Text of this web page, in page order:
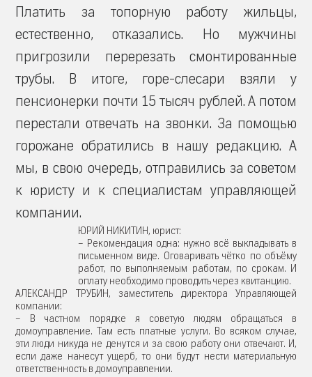
Платить за топорную работу жильцы,
естественно, отказались. Но мужчины
пригрозили перерезать смонтированные
трубы. В итоге, горе-слесари взяли у
пенсионерки почти 15 тысяч рублей. А потом
перестали отвечать на звонки. За помощью
горожане обратились в нашу редакцию. А
мы, в свою очередь, отправились за советом
к юристу и к специалистам управляющей
компании.
ЮРИЙ НИКИТИН, юрист:
– Рекомендация одна: нужно всё выкладывать в
письменном виде. Оговаривать чётко по объёму
работ, по выполняемым работам, по срокам. И
оплату необходимо проводить через квитанцию.
АЛЕКСАНДР ТРУБИН, заместитель директора Управляющей
компании:
– В частном порядке я советую людям обращаться в
домоуправление. Там есть платные услуги. Во всяком случае,
эти люди никуда не денутся и за свою работу они отвечают. И,
если даже нанесут ущерб, то они будут нести материальную
ответственность в домоуправлении.